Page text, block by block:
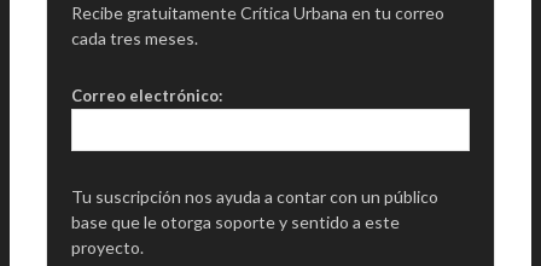
Recibe gratuitamente Crítica Urbana en tu correo
cada tres meses.
Correo electrónico:
Tu suscripción nos ayuda a contar con un público
base que le otorga soporte y sentido a este
proyecto.